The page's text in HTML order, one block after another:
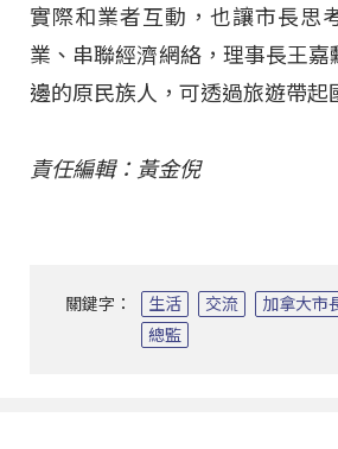
實際和業者互動，也讓市長思
業、串聯經濟網絡，理事長王嘉
邊的原民族人，可透過旅遊帶起
責任編輯：黃金倪
關鍵字： 生活 交流 加拿大市
總監